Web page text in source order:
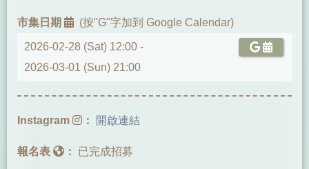
市集日期 (按"G"字加到 Google Calendar)
2026-02-28 (Sat) 12:00 -
2026-03-01 (Sun) 21:00
Instagram ： 開啟連結
報名表 ： 已完成招募